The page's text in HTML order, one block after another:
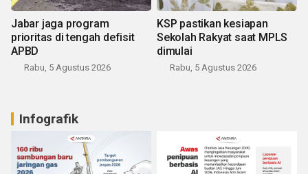
Jabar jaga program
prioritas di tengah defisit
APBD
Rabu, 5 Agustus 2026
KSP pastikan kesiapan
Sekolah Rakyat saat MPLS
dimulai
Rabu, 5 Agustus 2026
Infografik